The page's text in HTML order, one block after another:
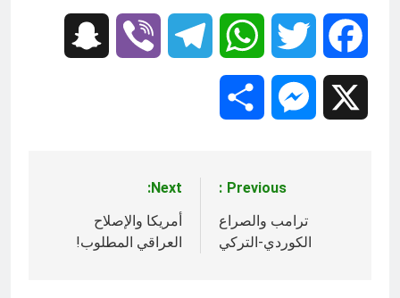
Facebook
Twitter
WhatsApp
Telegram
Viber
Messenger
المقالات
Previous:
ترامب والصراع
الكوردي-التركي
Next:
أمريكا والإصلاح
العراقي المطلوب!